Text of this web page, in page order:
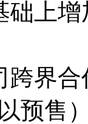
上增
界合
预售